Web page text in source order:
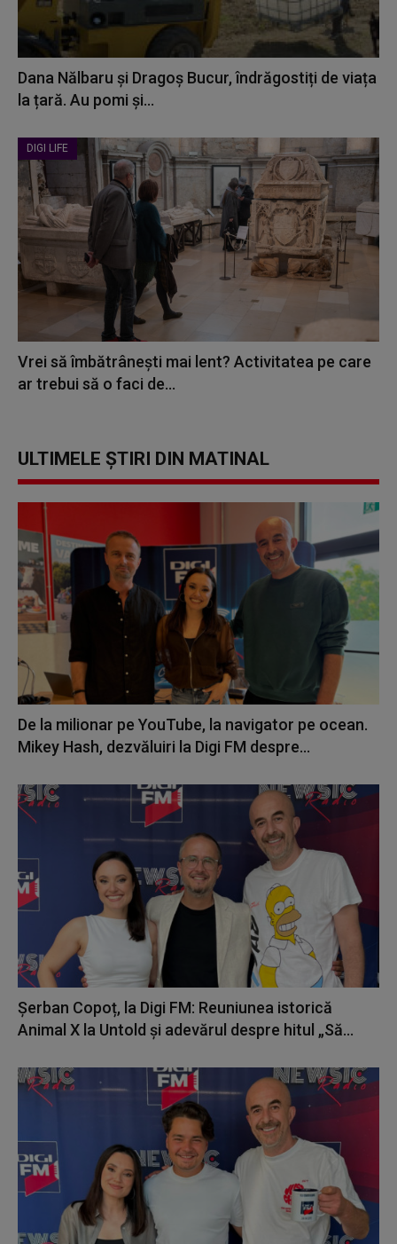
Dana Nălbaru și Dragoș Bucur, îndrăgostiți de viața
la țară. Au pomi și...
DIGI LIFE
Vrei să îmbătrânești mai lent? Activitatea pe care
ar trebui să o faci de...
ULTIMELE ȘTIRI DIN MATINAL
De la milionar pe YouTube, la navigator pe ocean.
Mikey Hash, dezvăluiri la Digi FM despre...
Șerban Copoț, la Digi FM: Reuniunea istorică
Animal X la Untold și adevărul despre hitul „Să...